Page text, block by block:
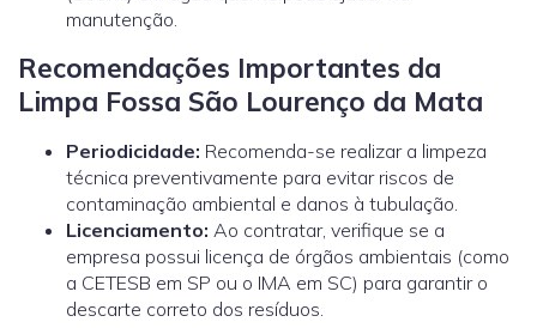
manutenção.
Recomendações Importantes da
Limpa Fossa São Lourenço da Mata
Periodicidade: Recomenda-se realizar a limpeza
técnica preventivamente para evitar riscos de
contaminação ambiental e danos à tubulação.
Licenciamento: Ao contratar, verifique se a
empresa possui licença de órgãos ambientais (como
a CETESB em SP ou o IMA em SC) para garantir o
descarte correto dos resíduos.